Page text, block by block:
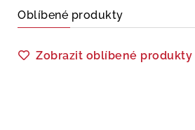
Oblíbené produkty
Zobrazit oblíbené produkty